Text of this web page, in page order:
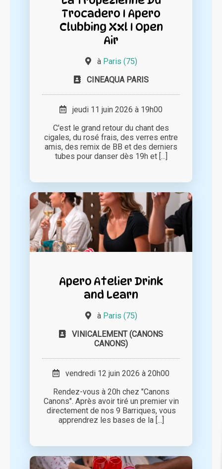
Trocadero I Apero
Clubbing Xxl I Open
Air
à Paris (75)
CINEAQUA PARIS
jeudi 11 juin 2026 à 19h00
C'est le grand retour du chant des
cigales, du rosé frais, des verres entre
amis, des remix de BB et des derniers
tubes pour danser dès 19h et [...]
Apero Atelier Drink
and Learn
à Paris (75)
VINICALEMENT (CANONS
CANONS)
vendredi 12 juin 2026 à 20h00
Rendez-vous à 20h chez "Canons
Canons". Après avoir tiré un premier vin
directement de nos 9 Barriques, vous
apprendrez les bases de la [...]